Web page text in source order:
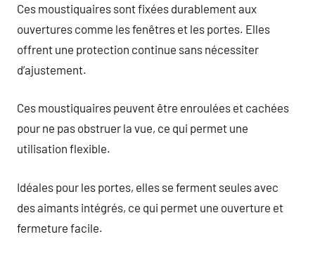
Ces moustiquaires sont fixées durablement aux
ouvertures comme les fenêtres et les portes. Elles
offrent une protection continue sans nécessiter
d’ajustement.
Ces moustiquaires peuvent être enroulées et cachées
pour ne pas obstruer la vue, ce qui permet une
utilisation flexible.
Idéales pour les portes, elles se ferment seules avec
des aimants intégrés, ce qui permet une ouverture et
fermeture facile.